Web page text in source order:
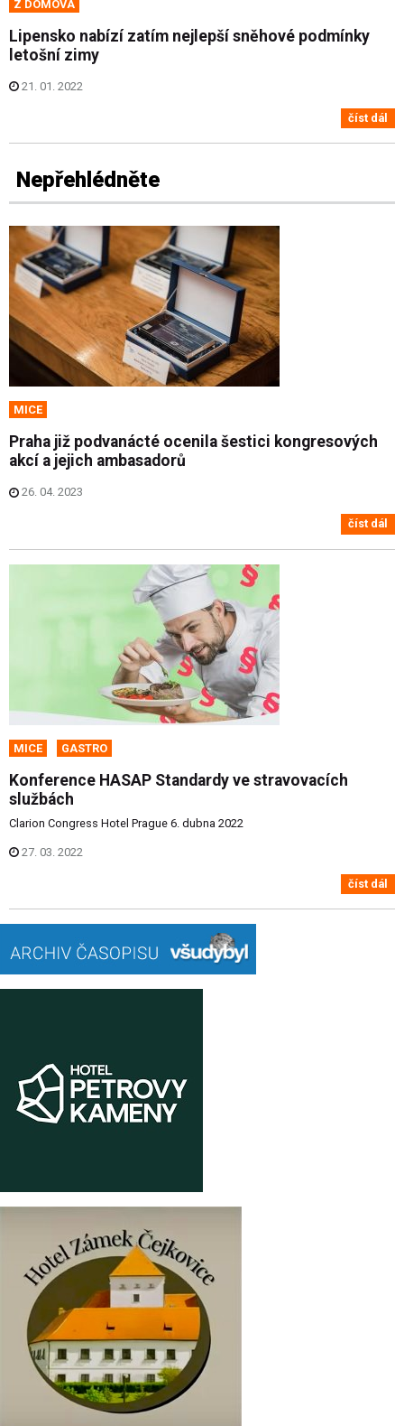
Z DOMOVA
Lipensko nabízí zatím nejlepší sněhové podmínky
letošní zimy
21. 01. 2022
číst dál
Nepřehlédněte
MICE
Praha již podvanácté ocenila šestici kongresových
akcí a jejich ambasadorů
26. 04. 2023
číst dál
MICE GASTRO
Konference HASAP Standardy ve stravovacích
službách
Clarion Congress Hotel Prague 6. dubna 2022
27. 03. 2022
číst dál